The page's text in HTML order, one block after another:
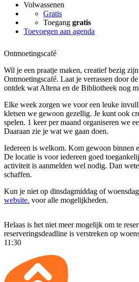
Volwassenen
Gratis
Toegang gratis
Toevoegen aan agenda
Ontmoetingscafé
Wil je een praatje maken, creatief bezig
Ontmoetingscafé. Laat je verrassen door
ontdek wat Altena en de Bibliotheek nog
Elke week zorgen we voor een leuke
kletsen we gewoon gezellig. Je kunt ook
spelen. 1 keer per maand organiseren we
Daaraan zie je wat we gaan doen.
Iedereen is welkom. Kom gewoon binnen
De locatie is voor iedereen goed
activiteit is aanmelden wel nodig. Dan
schaffen.
Kun je niet op dinsdagmiddag of
website. voor alle mogelijkheden.
Helaas is het niet meer mogelijk om te
reserveringsdeadline is verstreken op
11:30